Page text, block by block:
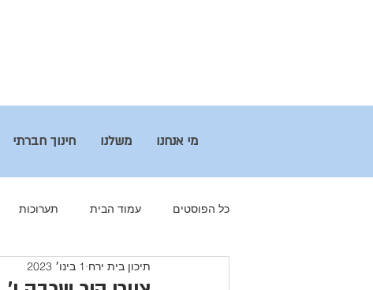
מי אנחנו משלנו חינוך חברתי
כל הפוסטים עמוד הבית תערוכות
חינוך חברתי מולד ירח הבוגרים תיכון בית ירח 1 בינו׳ 2023